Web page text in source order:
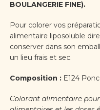
BOULANGERIE FINE).
Pour colorer vos
alimentaire liposoluble
conserver dans son
un lieu frais et sec.
Composition : E124
Colorant alimentaire